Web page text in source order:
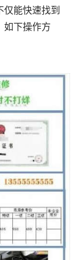
能快速找到
如下操作方